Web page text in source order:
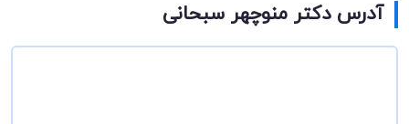
آدرس دکتر منوچهر سبحانی